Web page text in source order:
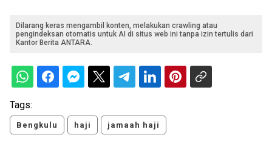
Dilarang keras mengambil konten, melakukan crawling atau
pengindeksan otomatis untuk AI di situs web ini tanpa izin tertulis dari
Kantor Berita ANTARA.
Tags:
Bengkulu haji jamaah haji